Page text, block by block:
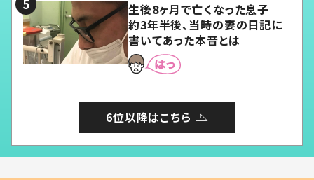
生後8ヶ月で亡くなった息子
約3年半後、当時の妻の日記に
書いてあった本音とは
6位以降はこちら